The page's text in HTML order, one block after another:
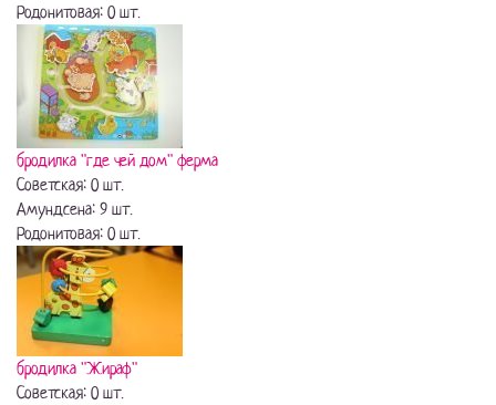
Родонитовая: 0 шт.
бродилка "где чей дом" ферма
Советская: 0 шт.
Амундсена: 9 шт.
Родонитовая: 0 шт.
бродилка "Жираф"
Советская: 0 шт.